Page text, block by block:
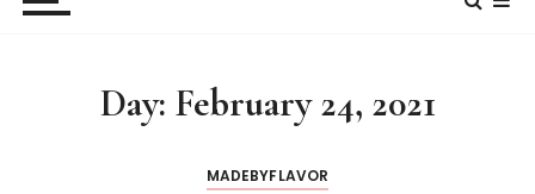
Day: February 24, 2021
MADEBYFLAVOR